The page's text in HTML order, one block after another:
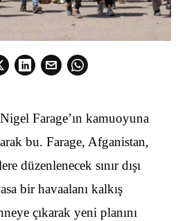
Nigel Farage’ın kamuoyuna
bu. Farage, Afganistan,
düzenlenecek sınır dışı
bir havaalanı kalkış
çıkarak yeni planını